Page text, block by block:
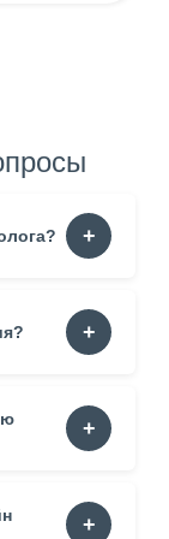
Уменьшает
пространство
проходит
сессии.